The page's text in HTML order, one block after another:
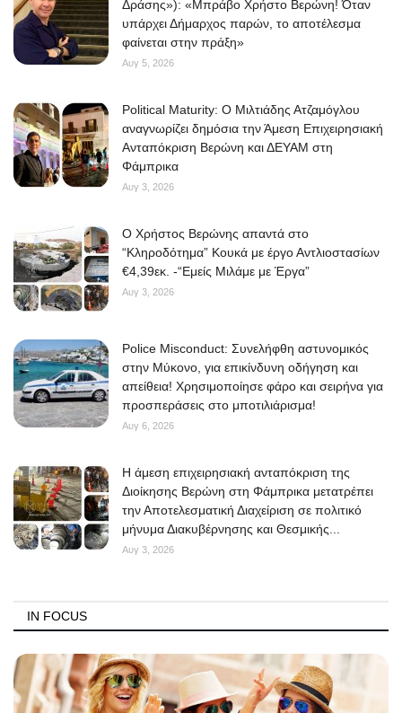
Δράσης»): «Μπράβο Χρήστο Βερώνη! Όταν
υπάρχει Δήμαρχος παρών, το αποτέλεσμα
φαίνεται στην πράξη»
Αυγ 5, 2026
Political Maturity: Ο Μιλτιάδης Ατζαμόγλου
αναγνωρίζει δημόσια την Άμεση Επιχειρησιακή
Ανταπόκριση Βερώνη και ΔΕΥΑΜ στη
Φάμπρικα
Αυγ 3, 2026
O Χρήστος Βερώνης απαντά στο
“Κληροδότημα” Κουκά με έργο Αντλιοστασίων
€4,39εκ. -“Εμείς Μιλάμε με Έργα”
Αυγ 3, 2026
Police Misconduct: Συνελήφθη αστυνομικός
στην Μύκονο, για επικίνδυνη οδήγηση και
απείθεια! Χρησιμοποίησε φάρο και σειρήνα για
προσπεράσεις στο μποτιλιάρισμα!
Αυγ 6, 2026
Η άμεση επιχειρησιακή ανταπόκριση της
Διοίκησης Βερώνη στη Φάμπρικα μετατρέπει
την Αποτελεσματική Διαχείριση σε πολιτικό
μήνυμα Διακυβέρνησης και Θεσμικής...
Αυγ 3, 2026
IN FOCUS